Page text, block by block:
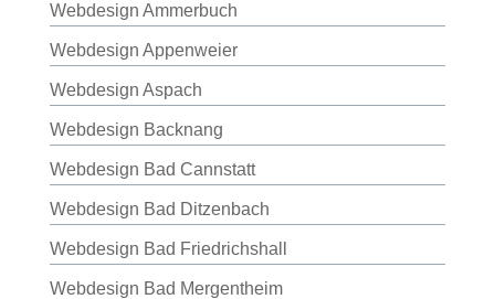
Webdesign Ammerbuch
Webdesign Appenweier
Webdesign Aspach
Webdesign Backnang
Webdesign Bad Cannstatt
Webdesign Bad Ditzenbach
Webdesign Bad Friedrichshall
Webdesign Bad Mergentheim